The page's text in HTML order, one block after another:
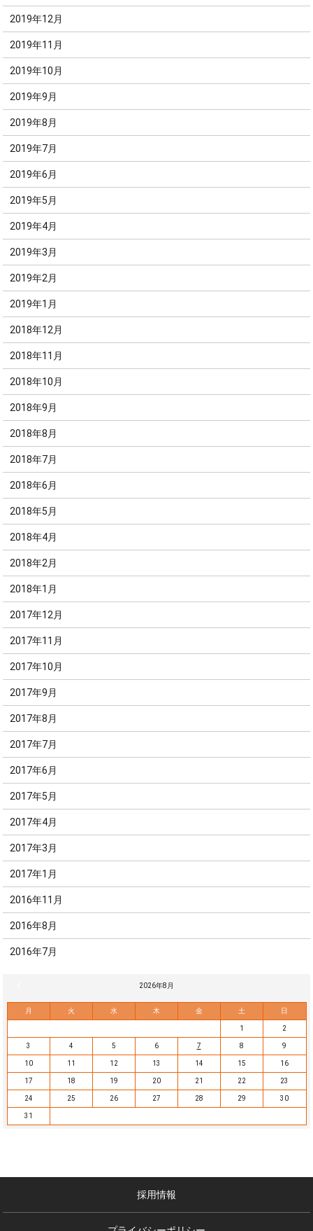
2019年12月
2019年11月
2019年10月
2019年9月
2019年8月
2019年7月
2019年6月
2019年5月
2019年4月
2019年3月
2019年2月
2019年1月
2018年12月
2018年11月
2018年10月
2018年9月
2018年8月
2018年7月
2018年6月
2018年5月
2018年4月
2018年2月
2018年1月
2017年12月
2017年11月
2017年10月
2017年9月
2017年8月
2017年7月
2017年6月
2017年5月
2017年4月
2017年3月
2017年1月
2016年11月
2016年8月
2016年7月
2026年8月
月 火 水 木 金 土 日
1 2
3 4 5 6 7 8 9
10 11 12 13 14 15 16
17 18 19 20 21 22 23
24 25 26 27 28 29 30
31
採用情報